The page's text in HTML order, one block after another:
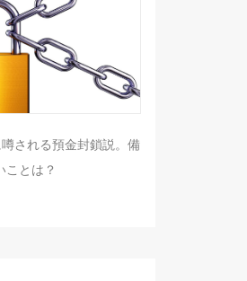
される預金封鎖説。備
ことは？